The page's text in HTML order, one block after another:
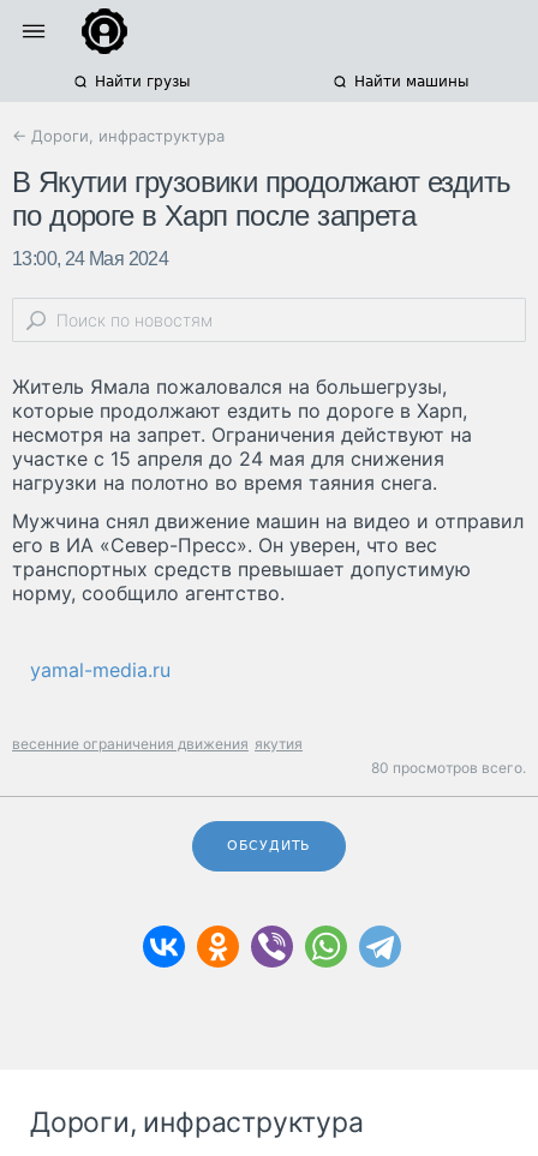
Найти грузы Найти машины
← Дороги, инфраструктура
В Якутии грузовики продолжают ездить
по дороге в Харп после запрета
13:00, 24 Мая 2024
Житель Ямала пожаловался на большегрузы,
которые продолжают ездить по дороге в Харп,
несмотря на запрет. Ограничения действуют на
участке с 15 апреля до 24 мая для снижения
нагрузки на полотно во время таяния снега.
Мужчина снял движение машин на видео и отправил
его в ИА «Север-Пресс». Он уверен, что вес
транспортных средств превышает допустимую
норму, сообщило агентство.
yamal-media.ru
весенние ограничения движения якутия
80 просмотров всего.
ОБСУДИТЬ
Дороги, инфраструктура